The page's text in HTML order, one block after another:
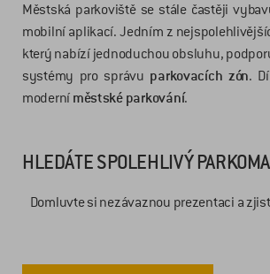
Městská parkoviště se stále častěji
mobilní aplikací. Jedním z
který nabízí jednoduchou obsluhu,
systémy pro správu parkovacích zón.
moderní městské parkování.
HLEDÁTE SPOLEHLIVÝ
Domluvte si nezávaznou prezentaci a